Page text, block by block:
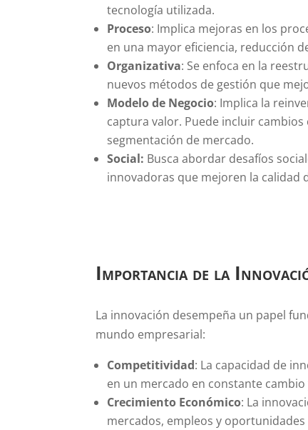
tecnología utilizada.
Proceso: Implica mejoras en los
en una mayor eficiencia, reducción
Organizativa: Se enfoca en la
nuevos métodos de gestión que
Modelo de Negocio: Implica la
captura valor. Puede incluir
segmentación de mercado.
Social: Busca abordar desafíos
innovadoras que mejoren la calidad
Importancia de la
La innovación desempeña un papel
mundo empresarial:
Competitividad: La capacidad de
en un mercado en constante
Crecimiento Económico: La
mercados, empleos y oportunidades